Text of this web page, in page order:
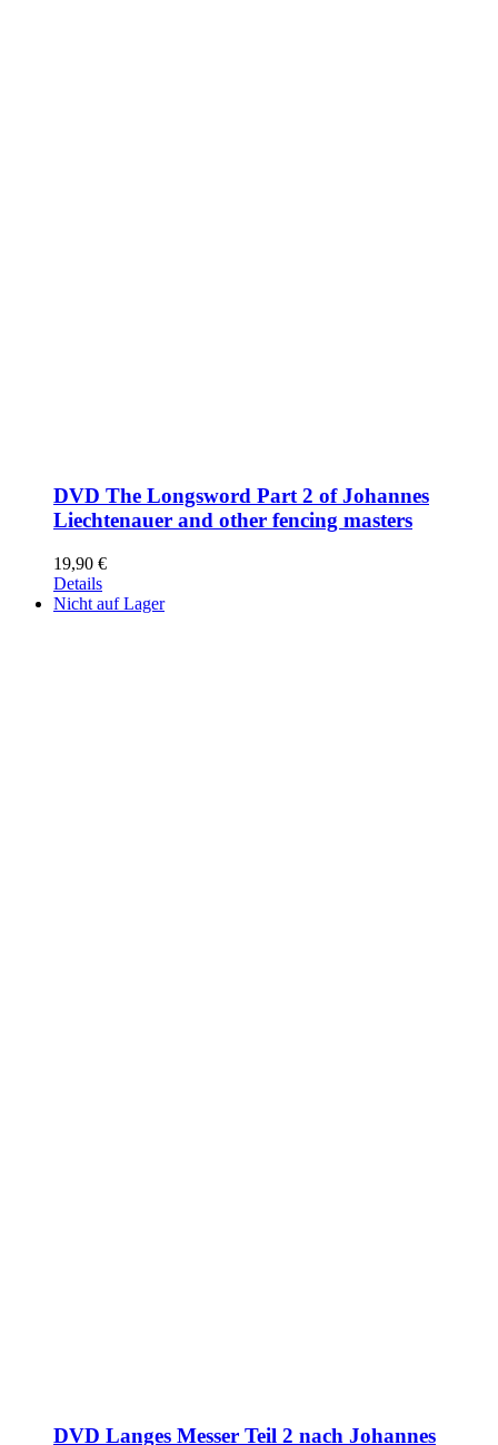
DVD The Longsword Part 2 of Johannes
Liechtenauer and other fencing masters
19,90 €
Details
Nicht auf Lager
DVD Langes Messer Teil 2 nach Johannes